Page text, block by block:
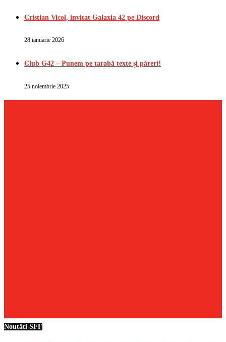
Cristian Vicol, invitat Galaxia 42 pe Discord
28 ianuarie 2026
Club G42 – Punem pe tarabă texte și păreri!
25 noiembrie 2025
Noutăți SFF